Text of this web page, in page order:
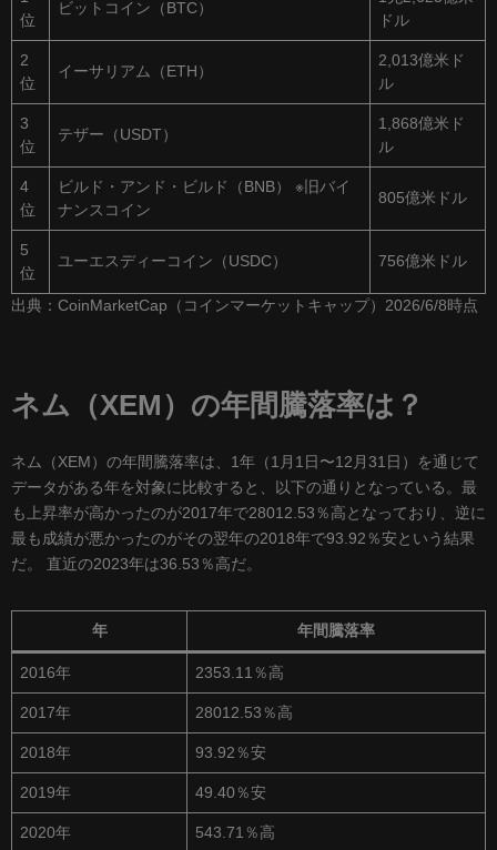
位
ビットコイン（BTC）
ドル
2
位
イーサリアム（ETH）
2,013億米ド
ル
3
位
テザー（USDT）
1,868億米ド
ル
4
位
ビルド・アンド・ビルド（BNB） ※旧バイ
ナンスコイン
805億米ドル
5
位
ユーエスディーコイン（USDC） 756億米ドル
出典：CoinMarketCap（コインマーケットキャップ）2026/6/8時点
ネム（XEM）の年間騰落率は？
ネム（XEM）の年間騰落率は、1年（1月1日〜12月31日）を通じて
データがある年を対象に比較すると、以下の通りとなっている。最
も上昇率が高かったのが2017年で28012.53％高となっており、逆に
最も成績が悪かったのがその翌年の2018年で93.92％安という結果
だ。 直近の2023年は36.53％高だ。
年 年間騰落率
2016年 2353.11％高
2017年 28012.53％高
2018年 93.92％安
2019年 49.40％安
2020年 543.71％高